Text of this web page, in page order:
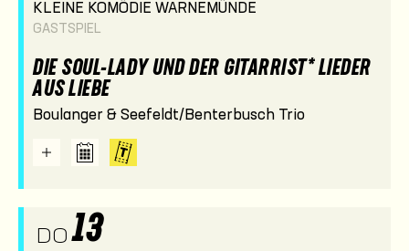
KLEINE KOMÖDIE WARNEMÜNDE
GASTSPIEL
DIE SOUL-LADY UND DER GITARRIST* LIEDER
AUS LIEBE
Boulanger & Seefeldt/Benterbusch Trio
DO 13